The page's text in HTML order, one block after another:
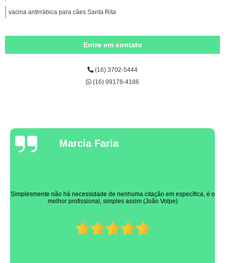
vacina antirrábica para cães Santa Rita
Entre em contato
(16) 3702-5444
(16) 99178-4186
Marcia Faria
Simplesmente não há necessidade de nenhuma citação em específica, é o
melhor profissional, simples assim (João Volpe)